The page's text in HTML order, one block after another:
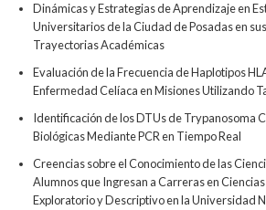
Dinámicas y Estrategias de Aprendizaje en
Universitarios de la Ciudad de Posadas en sus
Trayectorias Académicas
Evaluación de la Frecuencia de Haplotipos
Enfermedad Celíaca en Misiones Utilizando
Identificación de los DTUs de Trypanosoma
Biológicas Mediante PCR en Tiempo Real
Creencias sobre el Conocimiento de las
Alumnos que Ingresan a Carreras en
Exploratorio y Descriptivo en la Universidad